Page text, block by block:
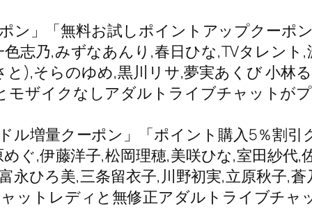
ン」「無料お試しポイントアップクーポ
志乃,みずなあんり,春日ひな,TVタレント
),そらのゆめ,黒川リサ,夢実あくび 小林
ザイクなしアダルトライブチャットが
ル増量クーポン」「ポイント購入5％割
ぐ,伊藤洋子,松岡理穂,美咲ひな,室田紗代,
ひろ美,三条留衣子,川野初実,立原秋子,
ットレディと無修正アダルトライブチャ